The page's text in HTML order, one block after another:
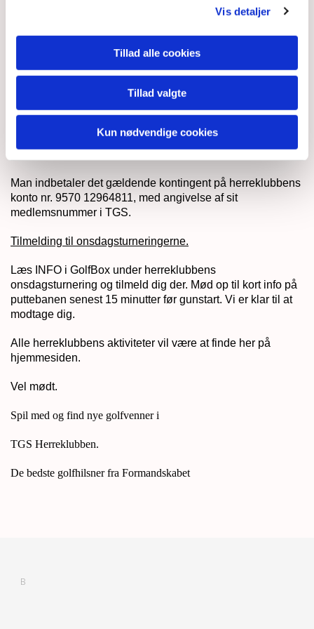
Vis detaljer
Tillad alle cookies
Tillad valgte
Kun nødvendige cookies
Vi arrangerer en årlig tre-dages weekendtur til et sted i
Danmark eller i et af vore nabolande. Vi spiller Ryder Cup
med Sorø Golf Klub i september. Derudover arrangerer
Hvordan bliver man medlem?
Man indbetaler det gældende kontingent på herreklubbens
konto nr. 9570 12964811, med angivelse af sit
medlemsnummer i TGS.
Tilmelding til onsdagsturneringerne.
Læs INFO i GolfBox under herreklubbens
onsdagsturnering og tilmeld dig der. Mød op til kort info på
puttebanen senest 15 minutter før gunstart. Vi er klar til at
modtage dig.
Alle herreklubbens aktiviteter vil være at finde her på
hjemmesiden.
Vel mødt.
Spil med og find nye golfvenner i
TGS Herreklubben.
De bedste golfhilsner fra Formandskabet
B